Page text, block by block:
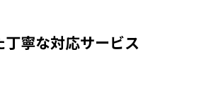
寧な対応サービス